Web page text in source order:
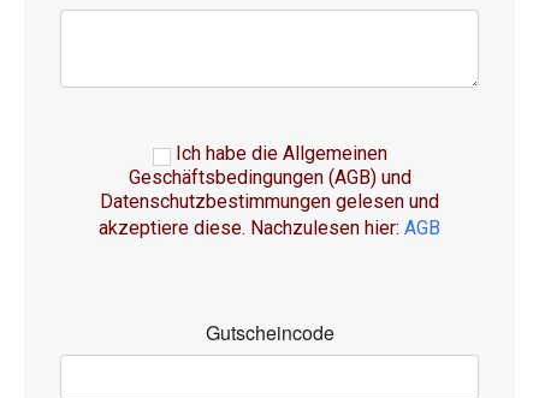
Ich habe die Allgemeinen
Geschäftsbedingungen (AGB) und
Datenschutzbestimmungen gelesen und
akzeptiere diese. Nachzulesen hier: AGB
Gutscheincode